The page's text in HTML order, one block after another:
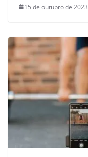
15 de outubro de 2023